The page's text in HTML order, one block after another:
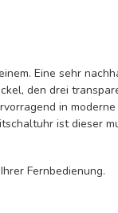
Eine sehr
den drei
in
ist dieser
Ihrer Fernbedienung.